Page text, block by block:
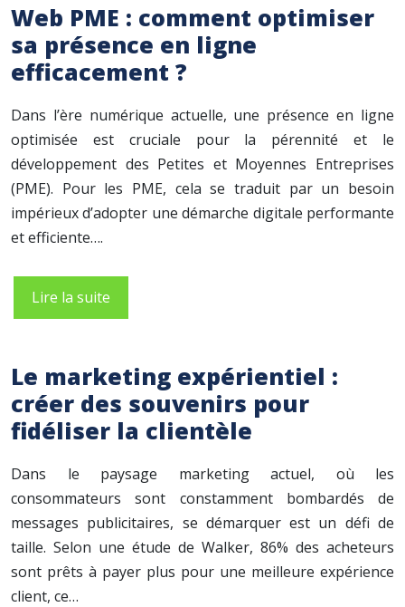
Web PME : comment optimiser
sa présence en ligne
efficacement ?
Dans l’ère numérique actuelle, une présence en ligne
optimisée est cruciale pour la pérennité et le
développement des Petites et Moyennes Entreprises
(PME). Pour les PME, cela se traduit par un besoin
impérieux d’adopter une démarche digitale performante
et efficiente….
Lire la suite
Le marketing expérientiel :
créer des souvenirs pour
fidéliser la clientèle
Dans le paysage marketing actuel, où les
consommateurs sont constamment bombardés de
messages publicitaires, se démarquer est un défi de
taille. Selon une étude de Walker, 86% des acheteurs
sont prêts à payer plus pour une meilleure expérience
client, ce…